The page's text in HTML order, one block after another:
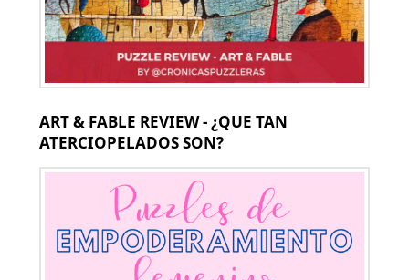
ART & FABLE REVIEW - ¿QUE TAN
ATERCIOPELADOS SON?